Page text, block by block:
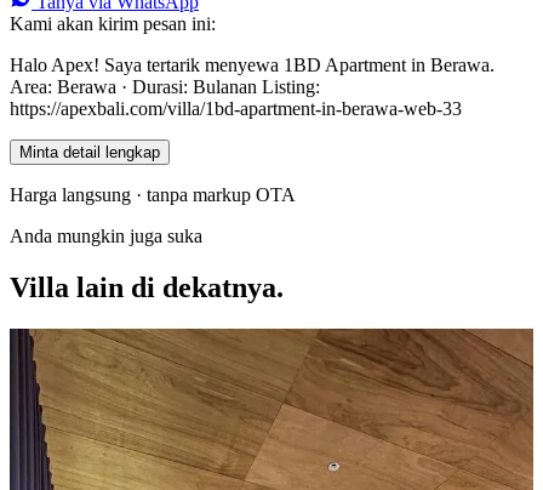
Kami akan kirim pesan ini:
Halo Apex! Saya tertarik menyewa 1BD Apartment in Berawa.
Area: Berawa · Durasi: Bulanan Listing:
https://apexbali.com/villa/1bd-apartment-in-berawa-web-33
Minta detail lengkap
Harga langsung · tanpa markup OTA
Anda mungkin juga suka
Villa lain di dekatnya.